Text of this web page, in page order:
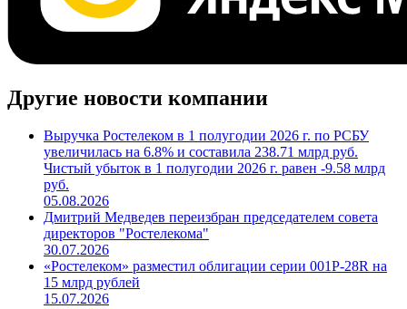
Другие новости компании
Выручка Ростелеком в 1 полугодии 2026 г. по РСБУ
увеличилась на 6.8% и составила 238.71 млрд руб.
Чистый убыток в 1 полугодии 2026 г. равен -9.58 млрд
руб.
05.08.2026
Дмитрий Медведев переизбран председателем совета
директоров "Ростелекома"
30.07.2026
«Ростелеком» разместил облигации серии 001P-28R на
15 млрд рублей
15.07.2026